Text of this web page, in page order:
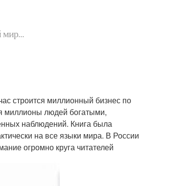
мир...
строится миллионный бизнес по
миллионы людей богатыми,
наблюдений. Книга была
на все языки мира. В России
огромно круга читателей